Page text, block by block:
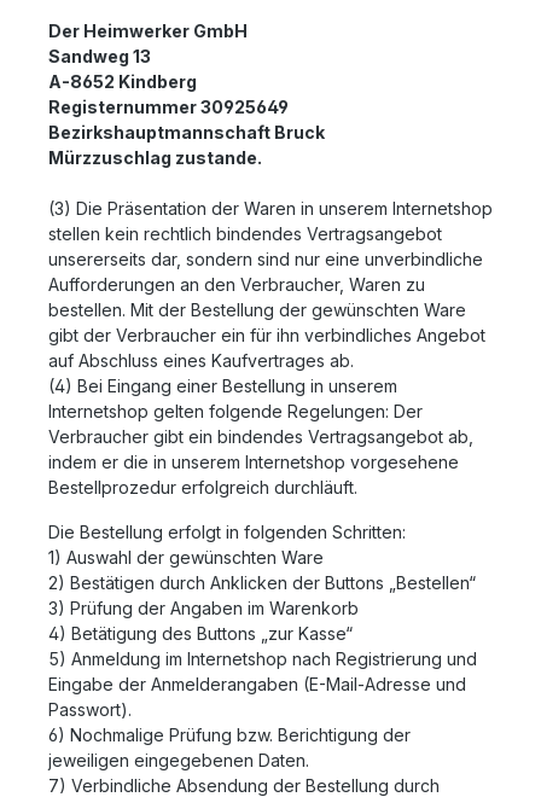
Der Heimwerker GmbH
Sandweg 13
A-8652 Kindberg
Registernummer 30925649
Bezirkshauptmannschaft Bruck
Mürzzuschlag zustande.
(3) Die Präsentation der Waren in unserem Internetshop
stellen kein rechtlich bindendes Vertragsangebot
unsererseits dar, sondern sind nur eine unverbindliche
Aufforderungen an den Verbraucher, Waren zu
bestellen. Mit der Bestellung der gewünschten Ware
gibt der Verbraucher ein für ihn verbindliches Angebot
auf Abschluss eines Kaufvertrages ab.
(4) Bei Eingang einer Bestellung in unserem
Internetshop gelten folgende Regelungen: Der
Verbraucher gibt ein bindendes Vertragsangebot ab,
indem er die in unserem Internetshop vorgesehene
Bestellprozedur erfolgreich durchläuft.
Die Bestellung erfolgt in folgenden Schritten:
1) Auswahl der gewünschten Ware
2) Bestätigen durch Anklicken der Buttons „Bestellen“
3) Prüfung der Angaben im Warenkorb
4) Betätigung des Buttons „zur Kasse“
5) Anmeldung im Internetshop nach Registrierung und
Eingabe der Anmelderangaben (E-Mail-Adresse und
Passwort).
6) Nochmalige Prüfung bzw. Berichtigung der
jeweiligen eingegebenen Daten.
7) Verbindliche Absendung der Bestellung durch